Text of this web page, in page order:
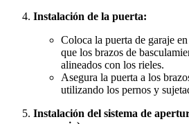
Instalación de la puerta:
Coloca la puerta de garaje
que los brazos de
alineados con los rieles.
Asegura la puerta a los
utilizando los pernos y
Instalación del sistema de